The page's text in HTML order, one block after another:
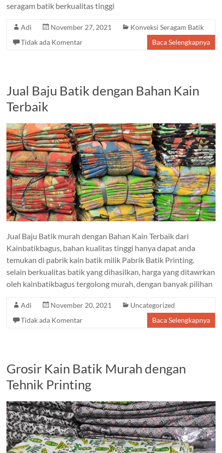
seragam batik berkualitas tinggi
Adi November 27, 2021
Konveksi Seragam Batik
Tidak ada Komentar
Baca Selengkapnya
Jual Baju Batik dengan Bahan Kain
Terbaik
Jual Baju Batik murah dengan Bahan Kain Terbaik dari
Kainbatikbagus, bahan kualitas tinggi hanya dapat anda
temukan di pabrik kain batik milik Pabrik Batik Printing.
selain berkualitas batik yang dihasilkan, harga yang ditawrkan
oleh kainbatikbagus tergolong murah, dengan banyak pilihan
Adi November 20, 2021
Uncategorized
Tidak ada Komentar
Baca Selengkapnya
Grosir Kain Batik Murah dengan
Tehnik Printing